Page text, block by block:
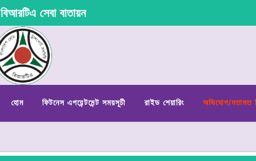
বিআরটিএ সেবা বাতায়ন
হোম ফিটনেস এপয়েন্টমেন্ট সময়সূচী রাইড শেয়ারিং অভিযোগ/মতামত